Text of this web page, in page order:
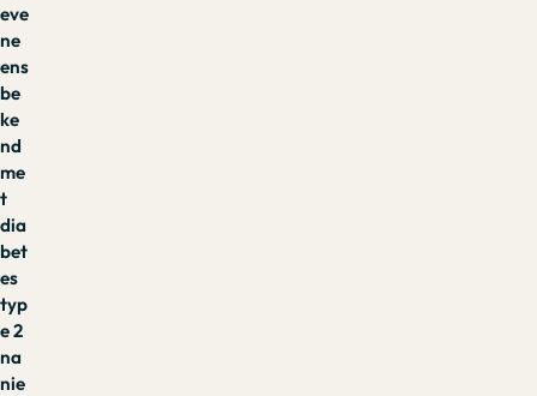
eve
ne
ens
be
ke
nd
me
t
dia
bet
es
typ
e 2
na
nie